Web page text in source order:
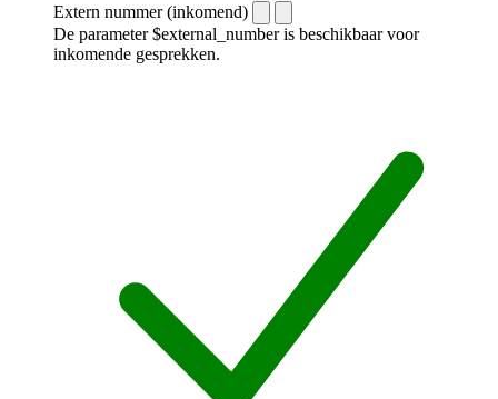
Extern nummer (inkomend)
De parameter $external_number is beschikbaar voor
inkomende gesprekken.